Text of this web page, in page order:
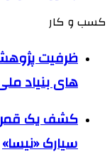
کسب و کار
ظرفیت
های بنیاد
کشف یک قمر
سیارک «نیسا»